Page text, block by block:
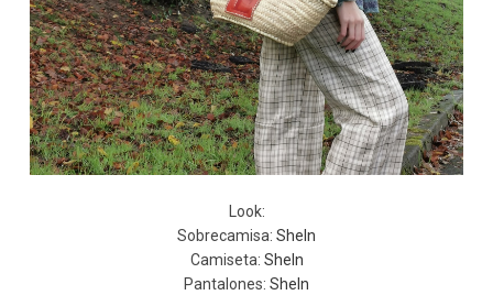
Look:
Sobrecamisa: SheIn
Camiseta: SheIn
Pantalones: SheIn